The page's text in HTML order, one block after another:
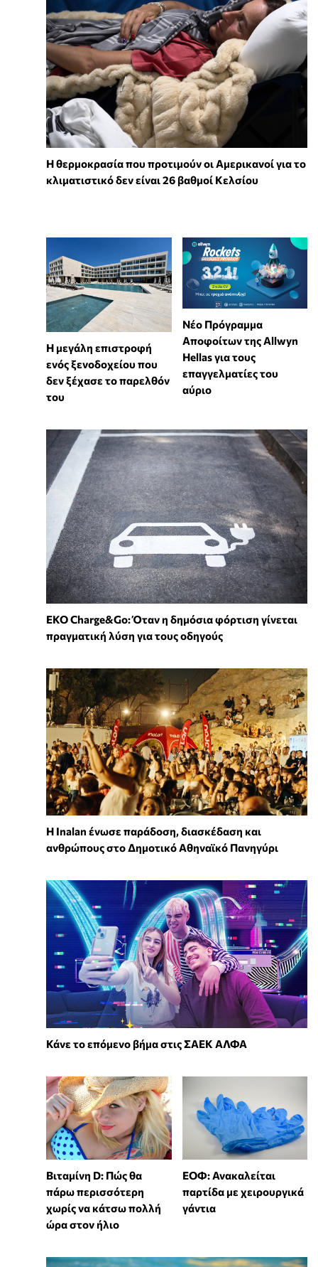
Η θερμοκρασία που προτιμούν οι Αμερικανοί για το
κλιματιστικό δεν είναι 26 βαθμοί Κελσίου
Η μεγάλη επιστροφή
ενός ξενοδοχείου που
δεν ξέχασε το παρελθόν
του
Νέο Πρόγραμμα
Αποφοίτων της Allwyn
Hellas για τους
επαγγελματίες του
αύριο
EKO Charge&Go: Όταν η δημόσια φόρτιση γίνεται
πραγματική λύση για τους οδηγούς
Η Inalan ένωσε παράδοση, διασκέδαση και
ανθρώπους στο Δημοτικό Αθηναϊκό Πανηγύρι
Κάνε το επόμενο βήμα στις ΣΑΕΚ ΑΛΦΑ
Βιταμίνη D: Πώς θα
πάρω περισσότερη
χωρίς να κάτσω πολλή
ώρα στον ήλιο
ΕΟΦ: Ανακαλείται
παρτίδα με χειρουργικά
γάντια